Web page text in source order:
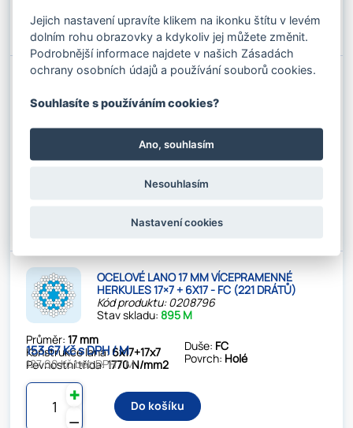
⚊
Do košíku
OCELOVÉ LANO 16 MM VÍCEPRAMENNÉ
Kód produktu: 02087901
Konstrukce lana:
Duše:
Povrch:Holé
142.78 Kč s DPH / M
OCELOVÉ LANO 17 MM VÍCEPRAMENNÉ
HERKULES 17×7 + 6X17 - FC (221 DRÁTŮ)
Kód produktu: 0208796
Stav skladu:895 M
Průměr:17 mm
Konstrukce lana: 6x17+17x7
Pevnostní třída:1770 N/mm2
Duše: FC
Povrch: Holé
153.67 Kč s DPH / M
127.00 Kč bez DPH / M
⚊
✚
Do košíku
Jejich nastavení upravíte klikem na ikonku štítu v levém
dolním rohu obrazovky a kdykoliv jej můžete změnit.
Podrobnější informace najdete v našich Zásadách
ochrany osobních údajů a používání souborů cookies.
Souhlasíte s používáním cookies?
Ano, souhlasím
Nesouhlasím
Nastavení cookies